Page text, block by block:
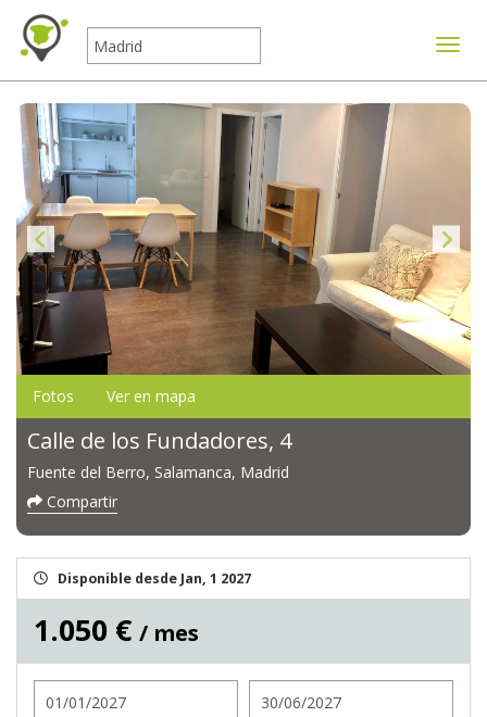
Fotos Ver en mapa
Calle de los Fundadores, 4
Fuente del Berro, Salamanca, Madrid
Compartir
Disponible desde Jan, 1 2027
1.050 € / mes